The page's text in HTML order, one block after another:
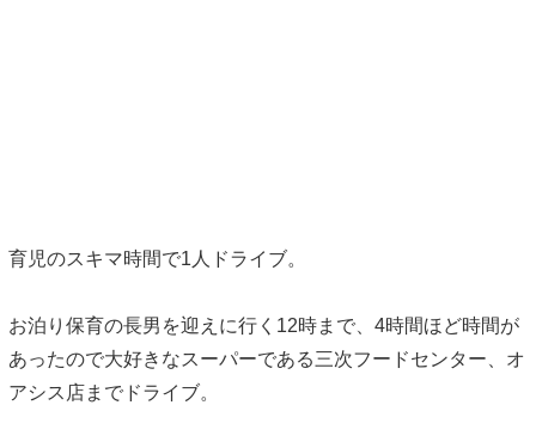
育児のスキマ時間で1人ドライブ。
お泊り保育の長男を迎えに行く12時まで、4時間ほど時間が
あったので大好きなスーパーである三次フードセンター、オ
アシス店までドライブ。